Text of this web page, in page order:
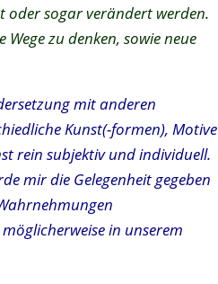
oder sogar verändert werden.
zu denken, sowie neue
mit anderen
Kunst(-formen), Motive
rein subjektiv und individuell.
mir die Gelegenheit gegeben
in unserem